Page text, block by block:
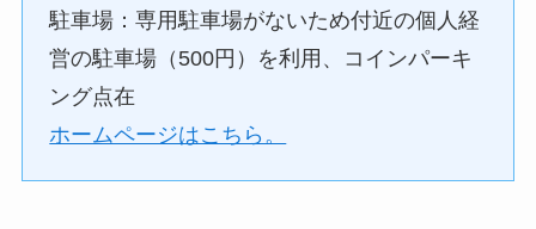
駐車場：専用駐車場がないため付近の個人経
営の駐車場（500円）を利用、コインパーキ
ング点在
ホームページはこちら。